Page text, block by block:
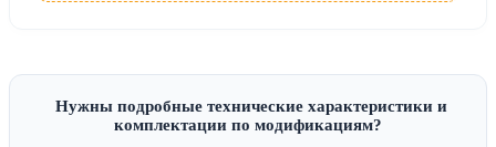
Нужны подробные технические характеристики и
комплектации по модификациям?